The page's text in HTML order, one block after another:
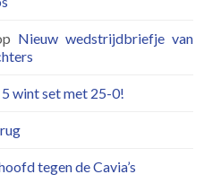
Nieuw wedstrijdbriefje van
wint set met 25-0!
tegen de Cavia’s